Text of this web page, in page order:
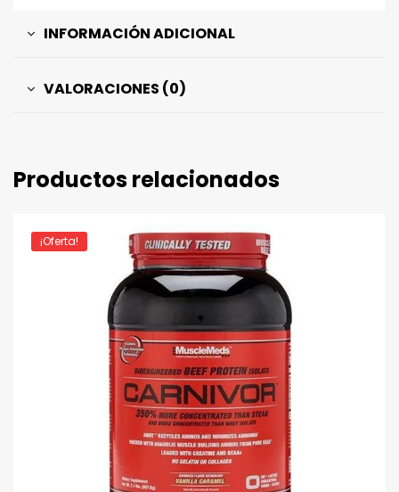
INFORMACIÓN ADICIONAL
VALORACIONES (0)
Productos relacionados
¡Oferta!